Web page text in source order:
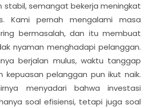
stabil, semangat bekerja meningkat
Kami pernah mengalami masa
bermasalah, dan itu membuat
nyaman menghadapi pelanggan.
berjalan mulus, waktu tanggap
kepuasan pelanggan pun ikut naik.
menyadari bahwa investasi
soal efisiensi, tetapi juga soal